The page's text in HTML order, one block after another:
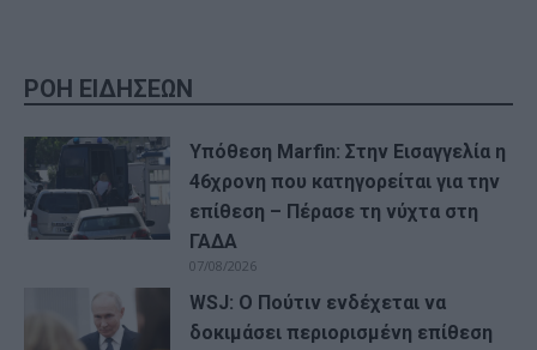
ΡΟΗ ΕΙΔΗΣΕΩΝ
Υπόθεση Marfin: Στην Εισαγγελία η
46χρονη που κατηγορείται για την
επίθεση – Πέρασε τη νύχτα στη
ΓΑΔΑ
07/08/2026
WSJ: Ο Πούτιν ενδέχεται να
δοκιμάσει περιορισμένη επίθεση